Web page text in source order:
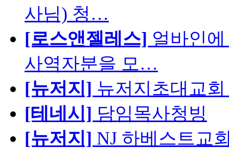
사님) 청…
[로스앤젤레스] 얼바인
사역자분을 모…
[뉴저지] 뉴저지초대교
[테네시] 담임목사청빙
[뉴저지] NJ 하베스트교